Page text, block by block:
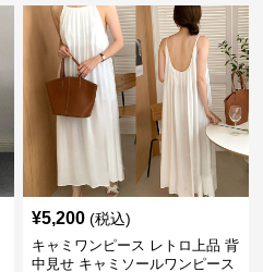
¥5,200 (税込)
キャミワンピース レトロ上品 背
中見せ キャミソールワンピース